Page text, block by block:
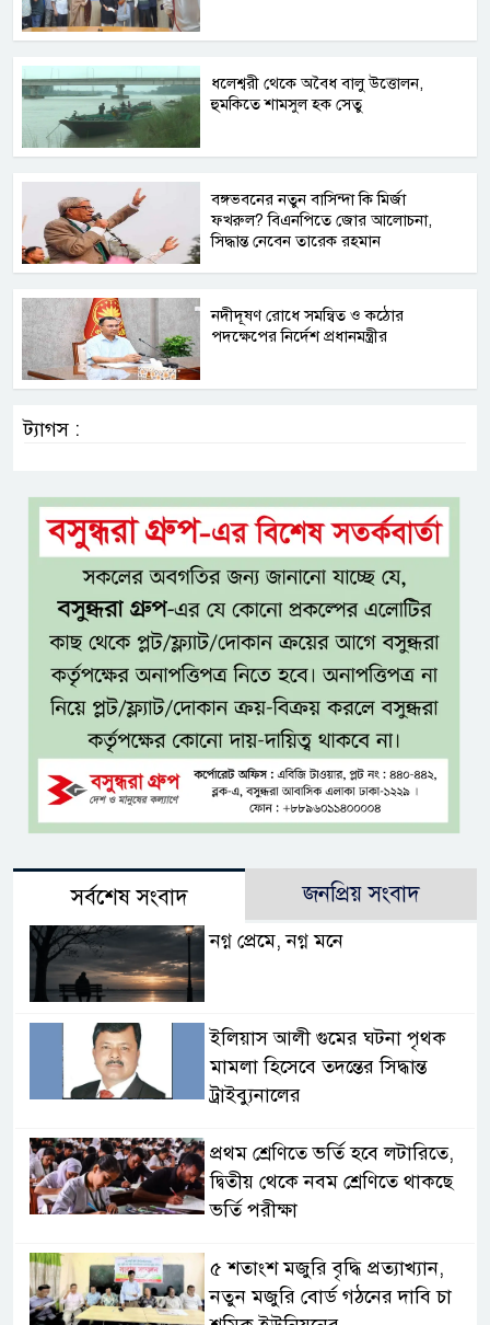
ধলেশ্বরী থেকে অবৈধ বালু উত্তোলন,
হুমকিতে শামসুল হক সেতু
বঙ্গভবনের নতুন বাসিন্দা কি মির্জা
ফখরুল? বিএনপিতে জোর আলোচনা,
সিদ্ধান্ত নেবেন তারেক রহমান
নদীদূষণ রোধে সমন্বিত ও কঠোর
পদক্ষেপের নির্দেশ প্রধানমন্ত্রীর
ট্যাগস :
সর্বশেষ সংবাদ জনপ্রিয় সংবাদ
নগ্ন প্রেমে, নগ্ন মনে
ইলিয়াস আলী গুমের ঘটনা পৃথক
মামলা হিসেবে তদন্তের সিদ্ধান্ত
ট্রাইব্যুনালের
প্রথম শ্রেণিতে ভর্তি হবে লটারিতে,
দ্বিতীয় থেকে নবম শ্রেণিতে থাকছে
ভর্তি পরীক্ষা
৫ শতাংশ মজুরি বৃদ্ধি প্রত্যাখ্যান,
নতুন মজুরি বোর্ড গঠনের দাবি চা